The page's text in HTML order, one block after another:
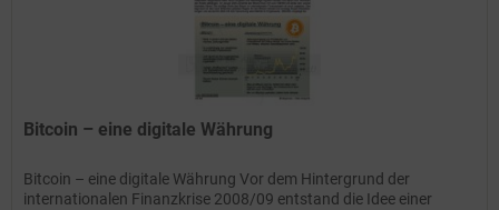
Bitcoin – eine digitale Währung
Bitcoin – eine digitale Währung Vor dem Hintergrund der
internationalen Finanzkrise 2008/09 entstand die Idee einer